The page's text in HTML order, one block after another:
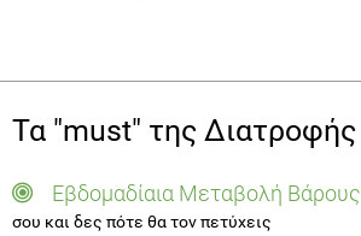
Τα "must" της Διατροφής
Εβδομαδίαια Μεταβολή Βάρους
σου και δες πότε θα τον πετύχεις